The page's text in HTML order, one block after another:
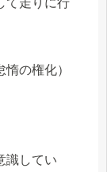
て走りに行
の権化）
識してい